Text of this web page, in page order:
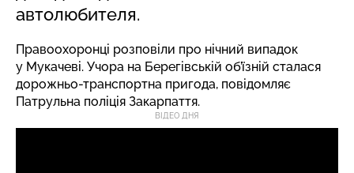
автолюбителя.
Правоохоронці розповіли про нічний випадок
у Мукачеві. Учора на Берегівській об’їзній сталася
дорожньо-транспортна пригода, повідомляє
Патрульна поліція Закарпаття.
ВІДЕО ДНЯ